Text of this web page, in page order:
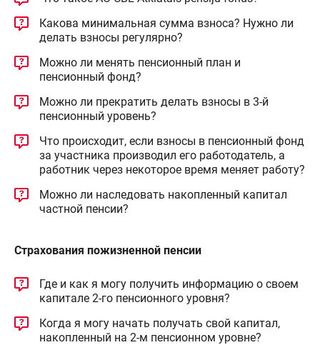
Какова минимальная сумма взноса? Нужно ли
делать взносы регулярно?
Можно ли менять пенсионный план и
пенсионный фонд?
Можно ли прекратить делать взносы в 3-й
пенсионный уровень?
Что происходит, если взносы в пенсионный фонд
за участника производил его работодатель, а
работник через некоторое время меняет работу?
Можно ли наследовать накопленный капитал
частной пенсии?
Страхования пожизненной пенсии
Где и как я могу получить информацию о своем
капитале 2-го пенсионного уровня?
Когда я могу начать получать свой капитал,
накопленный на 2-м пенсионном уровне?